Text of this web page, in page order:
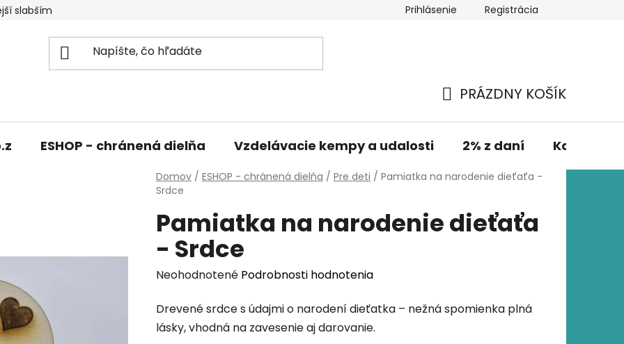
slabším Prihlásenie Registrácia
KOŠÍK
PRÁZDNY KOŠÍK
ESHOP - chránená dielňa Vzdelávacie kempy a udalosti 2% z daní Kontakt
Domov / ESHOP - chránená dielňa / Pre deti / Pamiatka na narodenie dieťaťa -
Srdce
Pamiatka na narodenie dieťaťa
- Srdce
Priemerné
produktu
je
Neohodnotené Podrobnosti hodnotenia
Drevené srdce s údajmi o narodení dieťatka – nežná spomienka plná
lásky, vhodná na zavesenie aj darovanie.